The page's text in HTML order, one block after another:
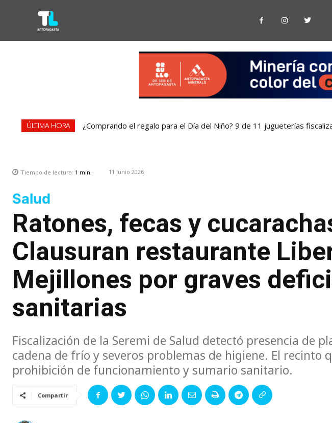
ÚLTIMA HORA ¿Comprando el regalo para el Día del Niño? 9 de 11 jugueterías
Tiempo de lectura: 1 min. 11 junio 2026
Salud
Ratones, fecas y
Clausuran restaurante
Mejillones por graves
sanitarias
Fiscalización de la Seremi de Salud detectó presencia de
cadena de frío y severos problemas de higiene. El recinto
prohibición de funcionamiento y sumario sanitario.
Compartir